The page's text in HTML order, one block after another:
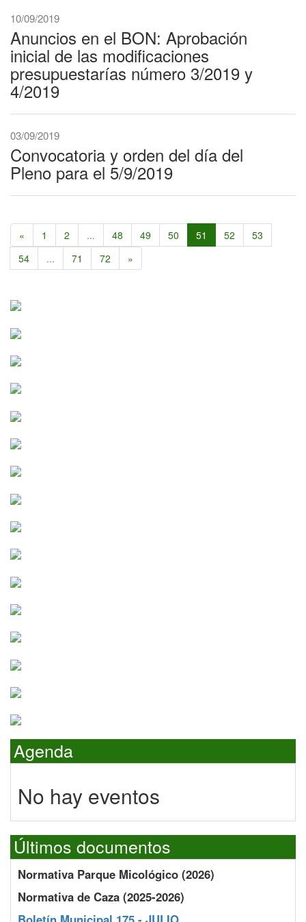
10/09/2019
Anuncios en el BON: Aprobación
inicial de las modificaciones
presupuestarías número 3/2019 y
4/2019
03/09/2019
Convocatoria y orden del día del
Pleno para el 5/9/2019
« 1 2 ... 48 49 50 51 52
53
54
... 71 72 »
Agenda
No hay eventos
Últimos documentos
Normativa Parque Micológico (2026)
Normativa de Caza (2025-2026)